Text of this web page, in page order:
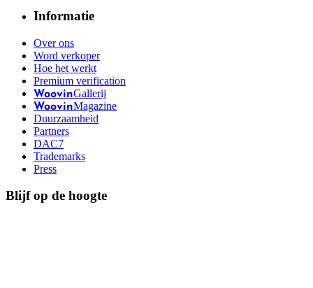
Informatie
Over ons
Word verkoper
Hoe het werkt
Premium verification
WoovinGallerij
WoovinMagazine
Duurzaamheid
Partners
DAC7
Trademarks
Press
Blijf op de hoogte